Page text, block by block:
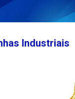
Industriais